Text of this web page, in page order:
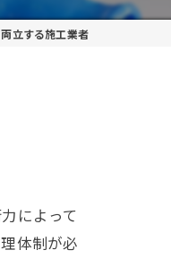
立する施工業者
によって
体制が必